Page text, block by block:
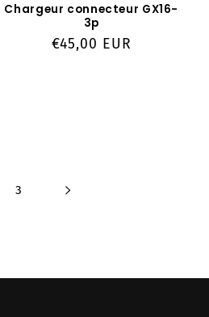
Chargeur connecteur GX16-
3p
Prix
€45,00 EUR
3